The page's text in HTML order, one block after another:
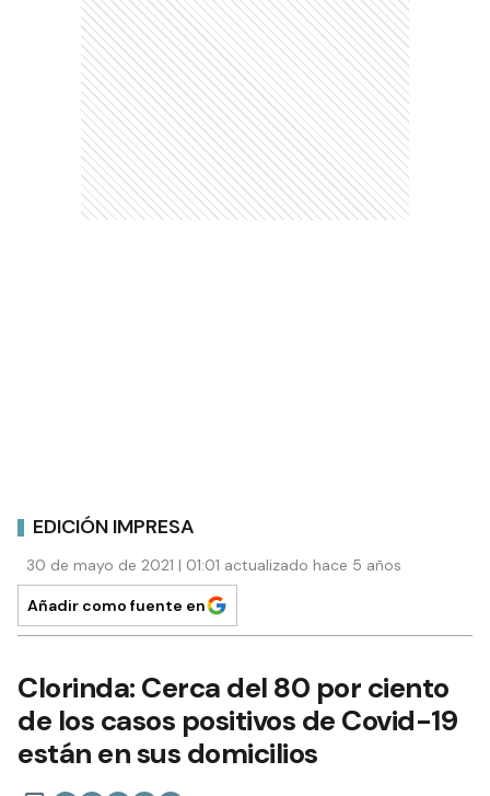
EDICIÓN IMPRESA
30 de mayo de 2021 | 01:01 actualizado hace 5 años
Añadir como fuente en
Clorinda: Cerca del 80 por ciento
de los casos positivos de Covid-19
están en sus domicilios